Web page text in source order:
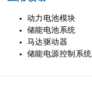
动力电池模块
储能电池系统
马达驱动器
储能电源控制系统